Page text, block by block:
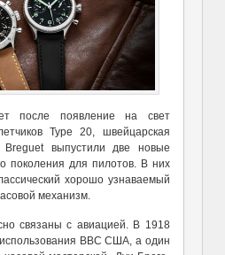
после появление на свет
Type 20, швейцарская
выпустили две новые
поколения для пилотов. В них
хорошо узнаваемый
механизм.
связаны с авиацией. В 1918
использования ВВС США, а один